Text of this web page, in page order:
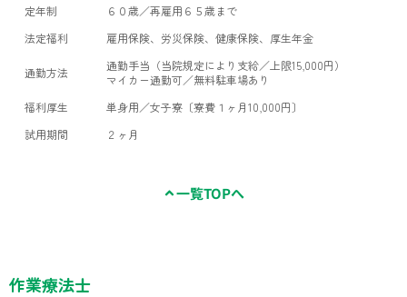
定年制
６０歳／再雇用６５歳まで
法定福利
雇用保険、労災保険、健康保険、厚生年金
通勤方法
通勤手当（当院規定により支給／上限15,000円）
マイカー通勤可／無料駐車場あり
福利厚生
単身用／女子寮〔寮費１ヶ月10,000円〕
試用期間
２ヶ月
一覧TOPへ
作業療法士